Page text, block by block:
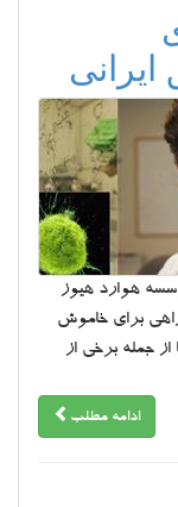
هوارد هیوز
راهی برای خاموش
جمله برخی از
ادامه مطلب